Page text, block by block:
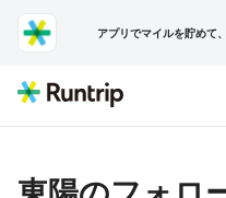
アプリでマイルを貯めて